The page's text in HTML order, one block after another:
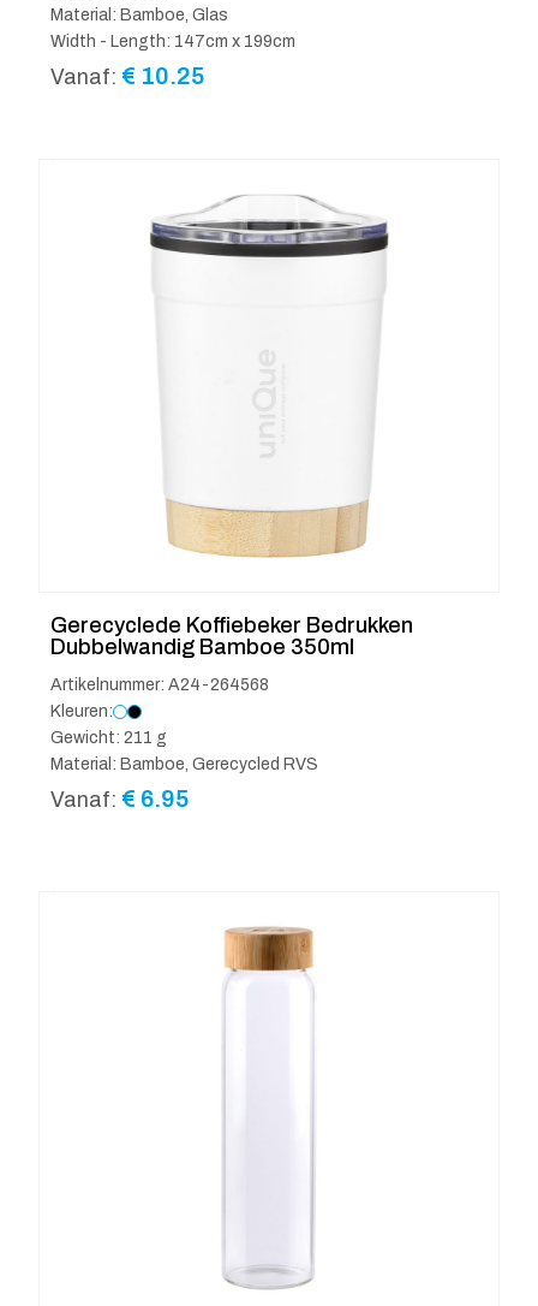
Material: Bamboe, Glas
Width - Length: 147cm x 199cm
Vanaf: € 10.25
Gerecyclede Koffiebeker Bedrukken
Dubbelwandig Bamboe 350ml
Artikelnummer: A24-264568
Kleuren:
Gewicht: 211 g
Material: Bamboe, Gerecycled RVS
Vanaf: € 6.95